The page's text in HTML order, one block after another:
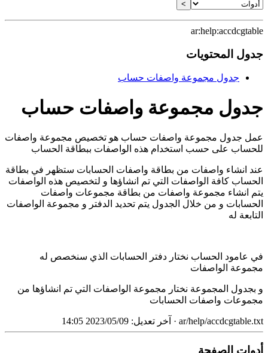
>
ar:help:accdcgtable
جدول المحتويات
جدول مجموعة واصفات حساب
جدول مجموعة واصفات حساب
عمل جدول مجموعة واصفات حساب هو تخصيص مجموعة واصفات
للحساب على حسب استخدام هذه الواصفات ببطاقة الحساب
عند انشاء واصفات من بطاقة واصفات الحسابات ستظهر في بطاقة
الحساب كافة الواصفات التي تم انشاؤها و لتخصيص هذه الواصفات
يتم انشاء مجموعة واصفات من بطاقة مجموعات واصفات
الحسابات و من خلال الجدول يتم تحديد الدفتر و مجموعة الواصفات
التابعة له
في عامود الحساب نختار دفتر الحسابات الذي سنخصص له
مجموعة الواصفات
و بجدول المجموعة نختار مجموعة الواصفات التي تم انشاؤها من
مجموعات واصفات الحسابات
ar/help/accdcgtable.txt · آخر تعديل: 2023/05/09 14:05
أدوات الصفحة